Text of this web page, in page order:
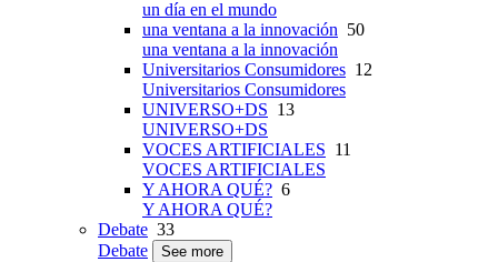
un día en el mundo
una ventana a la innovación 50
una ventana a la innovación
Universitarios Consumidores 12
Universitarios Consumidores
UNIVERSO+DS 13
UNIVERSO+DS
VOCES ARTIFICIALES 11
VOCES ARTIFICIALES
Y AHORA QUÉ? 6
Y AHORA QUÉ?
Debate 33
Debate
See more